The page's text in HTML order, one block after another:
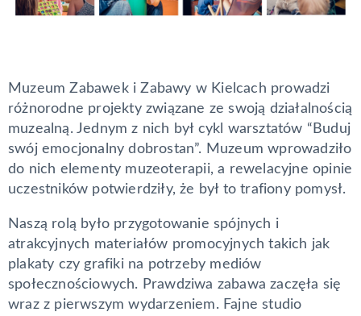
Muzeum Zabawek i Zabawy w Kielcach prowadzi
różnorodne projekty związane ze swoją działalnością
muzealną. Jednym z nich był cykl warsztatów “Buduj
swój emocjonalny dobrostan”. Muzeum wprowadziło
do nich elementy muzeoterapii, a rewelacyjne opinie
uczestników potwierdziły, że był to trafiony pomysł.
Naszą rolą było przygotowanie spójnych i
atrakcyjnych materiałów promocyjnych takich jak
plakaty czy grafiki na potrzeby mediów
społecznościowych. Prawdziwa zabawa zaczęła się
wraz z pierwszym wydarzeniem. Fajne studio